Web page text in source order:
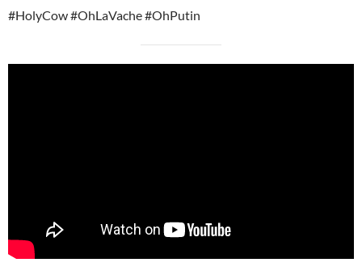
#HolyCow #OhLaVache #OhPutin